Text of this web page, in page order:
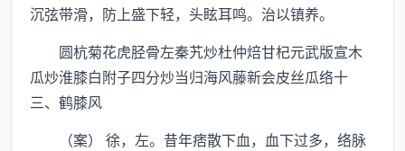
沉弦带滑，防上盛下轻，头眩耳鸣。治以镇养。
圆杭菊花虎胫骨左秦艽炒杜仲焙甘杞元武版宣木
瓜炒淮膝白附子四分炒当归海风藤新会皮丝瓜络十
三、鹤膝风
（案） 徐，左。昔年痞散下血，血下过多，络脉